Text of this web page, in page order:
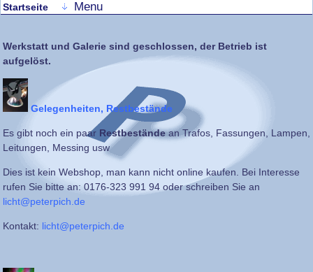
Startseite Menu
Werkstatt und Galerie sind geschlossen, der Betrieb ist
aufgelöst.
Gelegenheiten, Restbestände
Es gibt noch ein paar Restbeständean Trafos, Fassungen, Lampen,
Leitungen, Messing usw
Dies ist kein Webshop, man kann nicht online kaufen. Bei Interesse
rufen Sie bitte an: 0176-323 991 94 oder schreiben Sie an
licht@peterpich.de
Kontakt: licht@peterpich.de